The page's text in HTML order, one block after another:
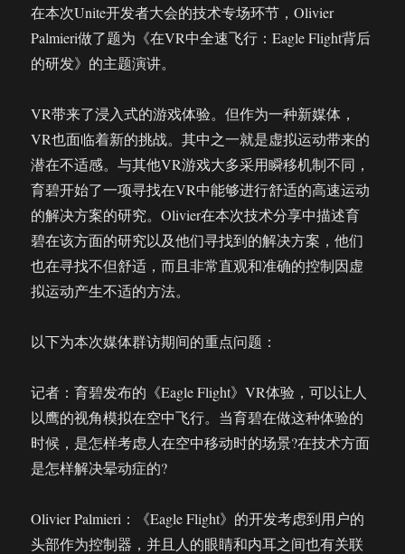
在本次Unite开发者大会的技术专场环节，Olivier
Palmieri做了题为《在VR中全速飞行：Eagle Flight背后
的研发》的主题演讲。
VR带来了浸入式的游戏体验。但作为一种新媒体，
VR也面临着新的挑战。其中之一就是虚拟运动带来的
潜在不适感。与其他VR游戏大多采用瞬移机制不同，
育碧开始了一项寻找在VR中能够进行舒适的高速运动
的解决方案的研究。Olivier在本次技术分享中描述育
碧在该方面的研究以及他们寻找到的解决方案，他们
也在寻找不但舒适，而且非常直观和准确的控制因虚
拟运动产生不适的方法。
以下为本次媒体群访期间的重点问题：
记者：育碧发布的《Eagle Flight》VR体验，可以让人
以鹰的视角模拟在空中飞行。当育碧在做这种体验的
时候，是怎样考虑人在空中移动时的场景?在技术方面
是怎样解决晕动症的?
Olivier Palmieri：《Eagle Flight》的开发考虑到用户的
头部作为控制器，并且人的眼睛和内耳之间也有关联